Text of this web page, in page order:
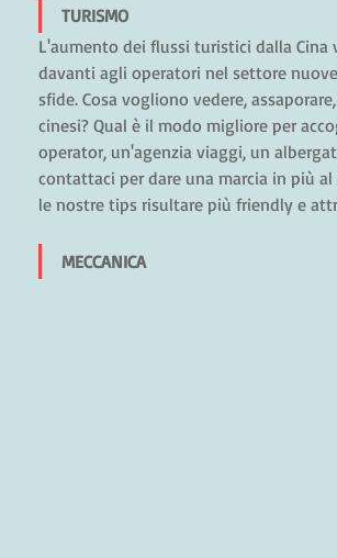
TURISMO
L'aumento dei flussi turistici dalla Cina
davanti agli operatori nel settore
sfide. Cosa vogliono vedere,
cinesi? Qual è il modo migliore per
operator, un'agenzia viaggi, un
contattaci per dare una marcia in più
le nostre tips risultare più friendly e
MECCANICA